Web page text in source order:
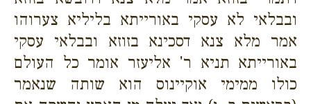
ובבלאי לא עסקי באורייתא בליליא צערוהו
אמר מלא צנא דסכינא בזוזא ובבלאי עסקי
באורייתא תניא ר' אליעזר אומר כל העולם
כולו ממימי אוקיינוס הוא שותה שנאמר